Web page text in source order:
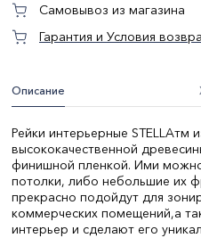
Описание
Рейки интерьерные STELLAтм
высококачественной
финишной пленкой. Ими
потолки, либо небольшие их
прекрасно подойдут для
коммерческих помещений,а
интерьер и сделают его
Самовывоз из магазина
Гарантия и Условия